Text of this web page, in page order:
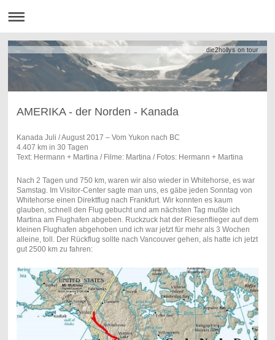
die2hollys on tour
AMERIKA - der Norden - Kanada
Kanada Juli / August 2017 – Vom Yukon nach BC
4.407 km in 30 Tagen
Text: Hermann + Martina / Filme: Martina / Fotos: Hermann + Martina
Nach 2 Tagen und 750 km, waren wir also wieder in Whitehorse, es war
Samstag. Im Visitor-Center sagte man uns, es gäbe jeden Sonntag von
Whitehorse einen Direktflug nach Frankfurt. Wir konnten es kaum
glauben, schnell den Flug gebucht und am nächsten Tag mußte ich
Martina am Flughafen abgeben. Ruckzuck hat der Riesenflieger auf dem
kleinen Flughafen abgehoben und ich war jetzt für mehr als 3 Wochen
alleine, toll. Der Rückflug sollte nach Vancouver gehen, als hatte ich jetzt
gut 2500 km zu fahren: